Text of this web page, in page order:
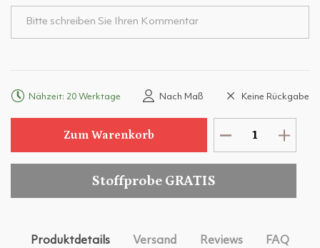
Nähzeit: 20 Werktage Nach Maß Keine Rückgabe
Zum Warenkorb
Stoffprobe GRATIS
Produktdetails Versand Reviews FAQ